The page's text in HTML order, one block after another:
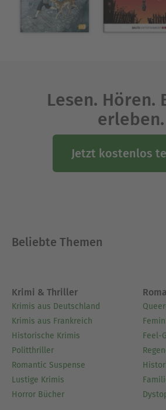
Lesen. Hören.
erleben.
Jetzt kostenlos
Beliebte Themen
Krimi & Thriller
Krimis aus Deutschland
Krimis aus Frankreich
Historische Krimis
Politthriller
Romantic Suspense
Lustige Krimis
Horror Bücher
Feel-